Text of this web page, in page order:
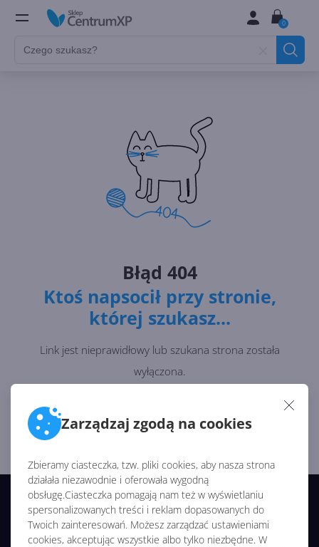
Zarządzaj zgodą na cookies
Zbieramy ciasteczka, tzw. pliki cookies, aby nasza strona
działała niezawodnie i oferowała wygodną
obsługę.Ciasteczka pomagają nam też w wyświetlaniu
spersonalizowanych treści i reklam dopasowanych do
Twoich zainteresowań. Możesz zarządzać ustawieniami
cookies, akceptując wszystkie albo tylko niezbędne. W
0
Błąd 404
Ktoś napsocił przy stronie,
której szukasz...
Link jest nieprawidłowy lub szukana strona została
wyłączona.
© 2026 CentrumXP/Onex Group
Wszelkie prawa zastrzeżone